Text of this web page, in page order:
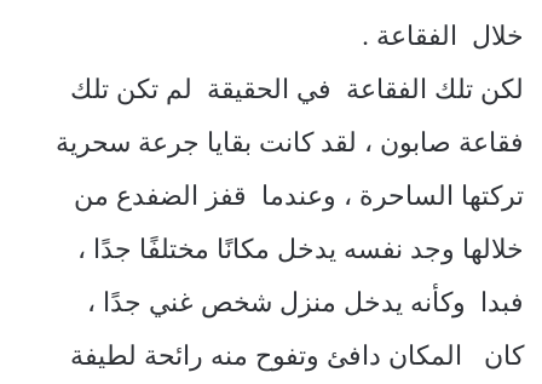
خلال الفقاعة .
لكن تلك الفقاعة في الحقيقة لم تكن تلك
فقاعة صابون ، لقد كانت بقايا جرعة سحرية
تركتها الساحرة ، وعندما قفز الضفدع من
خلالها وجد نفسه يدخل مكانًا مختلفًا جدًا ،
فبدا وكأنه يدخل منزل شخص غني جدًا ،
كان المكان دافئ وتفوح منه رائحة لطيفة